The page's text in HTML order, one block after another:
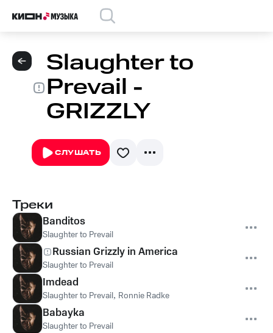
Slaughter to
Prevail -
GRIZZLY
СЛУШАТЬ
Треки
Banditos
Slaughter to Prevail
Russian Grizzly in America
Slaughter to Prevail
Imdead
Slaughter to Prevail, Ronnie Radke
Babayka
Slaughter to Prevail